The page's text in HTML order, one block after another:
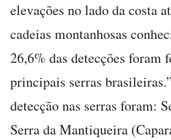
elevações no lado da costa
cadeias montanhosas
26,6% das detecções foram
principais serras
detecção nas serras foram:
Serra da Mantiqueira